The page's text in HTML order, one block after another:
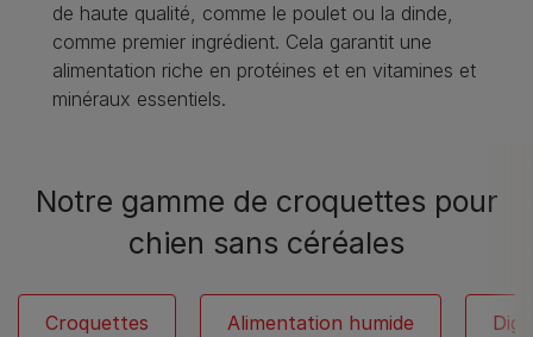
de haute qualité, comme le poulet ou la dinde,
comme premier ingrédient. Cela garantit une
alimentation riche en protéines et en vitamines et
minéraux essentiels.
Notre gamme de croquettes pour
chien sans céréales
Croquettes Alimentation humide